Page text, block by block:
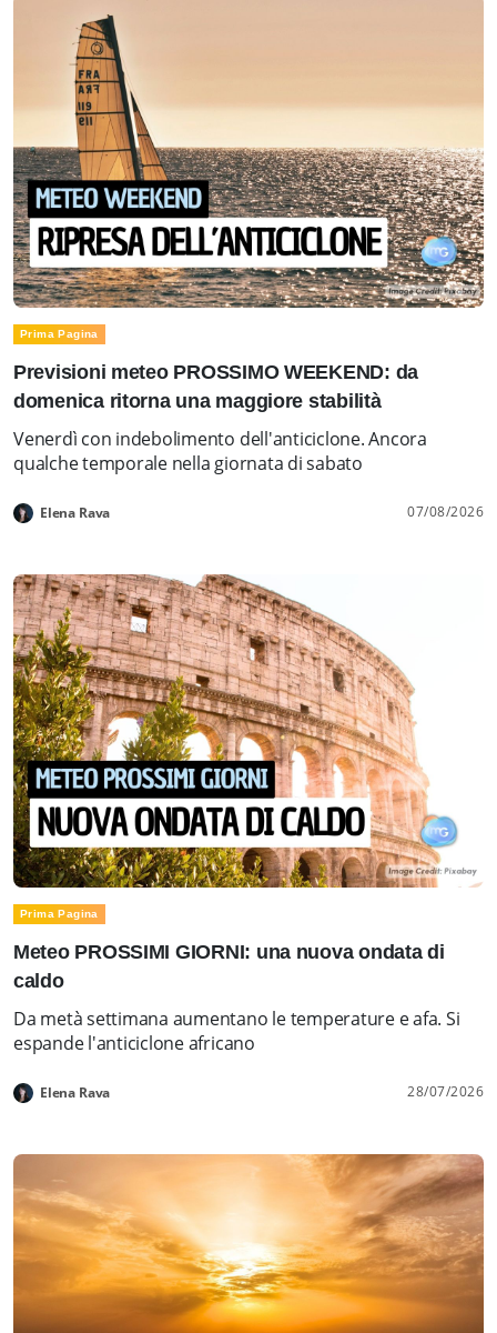
Prima Pagina
Previsioni meteo PROSSIMO WEEKEND: da
domenica ritorna una maggiore stabilità
Venerdì con indebolimento dell'anticiclone. Ancora
qualche temporale nella giornata di sabato
Elena Rava 07/08/2026
Prima Pagina
Meteo PROSSIMI GIORNI: una nuova ondata di
caldo
Da metà settimana aumentano le temperature e afa. Si
espande l'anticiclone africano
Elena Rava 28/07/2026